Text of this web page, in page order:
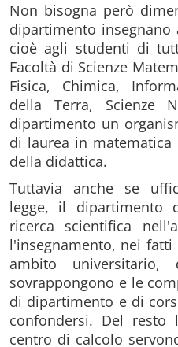
Non bisogna però
dipartimento
cioè agli studenti di
Facoltà di Scienze
Fisica, Chimica,
della Terra, Scienze
dipartimento un
di laurea in
della didattica.
Tuttavia anche se
legge, il dipartimento
ricerca scientifica
l'insegnamento, nei
ambito
sovrappongono e le
di dipartimento e di
confondersi. Del
centro di calcolo